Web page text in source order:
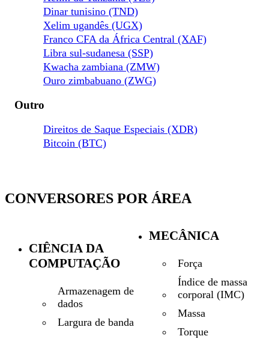
Dinar tunisino (TND)
Xelim ugandês (UGX)
Franco CFA da África Central (XAF)
Libra sul-sudanesa (SSP)
Kwacha zambiana (ZMW)
Ouro zimbabuano (ZWG)
Outro
Direitos de Saque Especiais (XDR)
Bitcoin (BTC)
CONVERSORES POR ÁREA
CIÊNCIA DA
COMPUTAÇÃO
Armazenagem de
dados
Largura de banda
MECÂNICA
Força
Índice de massa
corporal (IMC)
Massa
Torque